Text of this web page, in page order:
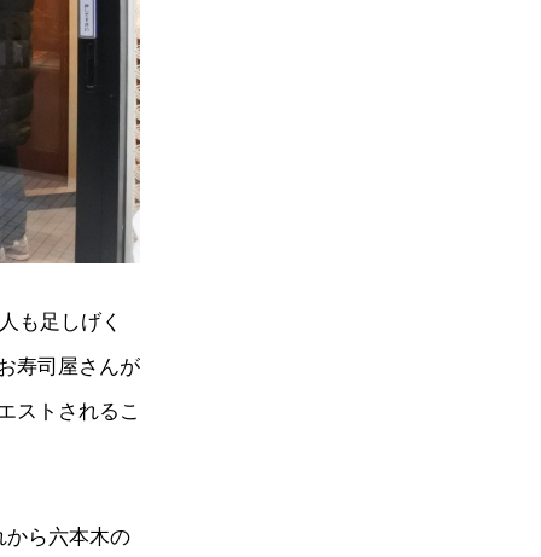
も足しげく
寿司屋さんが
ストされるこ
から六本木の